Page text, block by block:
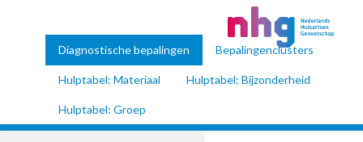
Diagnostische bepalingen Bepalingenclusters
Hulptabel: Materiaal Hulptabel: Bijzonderheid
Hulptabel: Groep